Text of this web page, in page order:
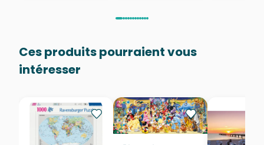
Ces produits pourraient vous
intéresser